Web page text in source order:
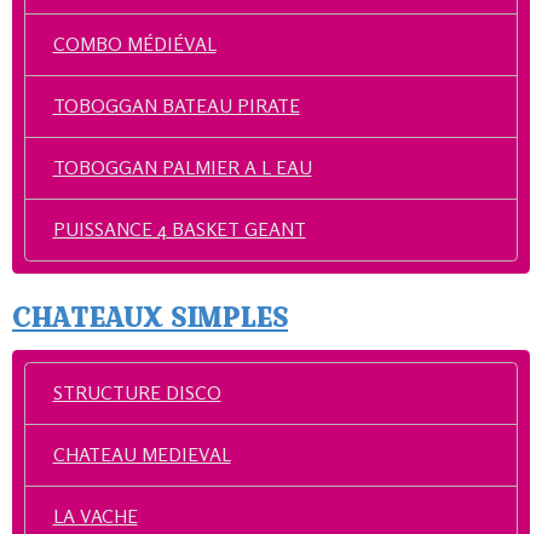
COMBO MÉDIÉVAL
TOBOGGAN BATEAU PIRATE
TOBOGGAN PALMIER A L EAU
PUISSANCE 4 BASKET GEANT
CHATEAUX SIMPLES
STRUCTURE DISCO
CHATEAU MEDIEVAL
LA VACHE